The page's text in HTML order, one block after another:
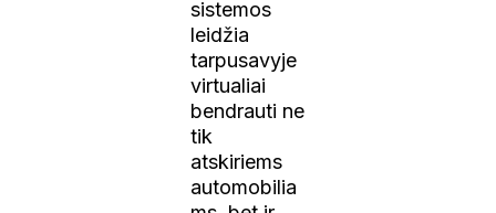
sistemos
leidžia
tarpusavyje
virtualiai
bendrauti ne
tik
atskiriems
automobilia